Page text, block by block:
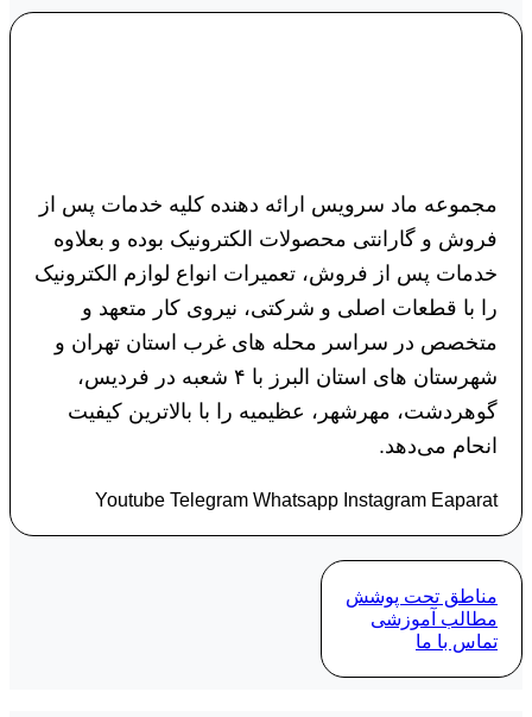
مجموعه ماد سرویس ارائه دهنده کلیه خدمات پس از
فروش و گارانتی محصولات الکترونیک بوده و بعلاوه
خدمات پس از فروش، تعمیرات انواع لوازم الکترونیک
را با قطعات اصلی و شرکتی، نیروی کار متعهد و
متخصص در سراسر محله های غرب استان تهران و
شهرستان های استان البرز با ۴ شعبه در فردیس،
گوهردشت، مهرشهر، عظیمیه را با بالاترین کیفیت
انحام می‌دهد.
Youtube Telegram Whatsapp Instagram Eaparat
مناطق تحت پوشش
مطالب آموزشی
تماس با ما